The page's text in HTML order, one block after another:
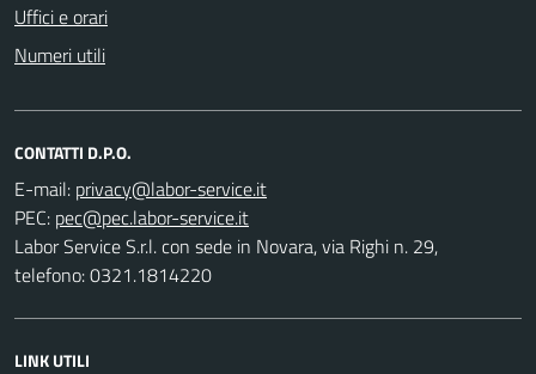
Uffici e orari
Numeri utili
CONTATTI D.P.O.
E-mail:
PEC:
Labor Service S.r.l. con sede in Novara, via Righi n. 29,
telefono: 0321.1814220
LINK UTILI